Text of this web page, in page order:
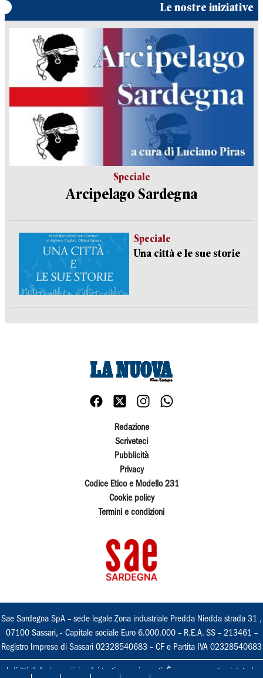
Le nostre iniziative
Speciale
Arcipelago Sardegna
Speciale
Una città e le sue storie
Redazione
Scriveteci
Pubblicità
Privacy
Codice Etico e Modello 231
Cookie policy
Termini e condizioni
Sae Sardegna SpA – sede legale Zona industriale Predda Niedda strada 31 ,
07100 Sassari, - Capitale sociale Euro 6.000.000 – R.E.A. SS – 213461 –
Registro Imprese di Sassari 02328540683 – CF e Partita IVA 02328540683
I diritti delle immagini e dei testi sono riservati. È espressamente vietata la